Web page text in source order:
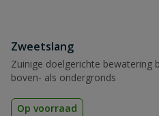
Zweetslang
Zuinige doelgerichte
boven- als ondergronds
Op voorraad